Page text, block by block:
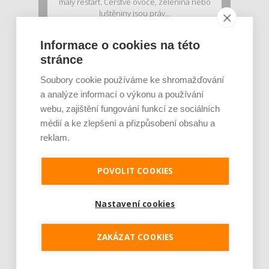
luštěniny jsou práv...
stravě ho mám dostatek. Znáte nejčastějš [...]
Pojem protein již nějakou dobu rezonuje
v oblasti zdraví, výživy i dlouhověkosti. Přesto
Informace o cookies na této
stránce
Soubory cookie používáme ke shromažďování
a analýze informací o výkonu a používání
webu, zajištění fungování funkcí ze sociálních
médií a ke zlepšení a přizpůsobení obsahu a
reklam.
POVOLIT COOKIES
Nastavení cookies
ZAKÁZAT COOKIES